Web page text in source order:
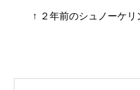
↑ ２年前のシュノーケ